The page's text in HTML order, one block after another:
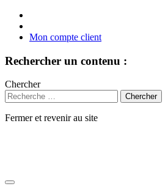
Mon compte client
Rechercher un contenu :
Chercher
Fermer et revenir au site